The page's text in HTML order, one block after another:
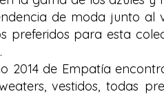
de moda junto al
preferidos para esta
2014 de Empatía
vestidos, todas